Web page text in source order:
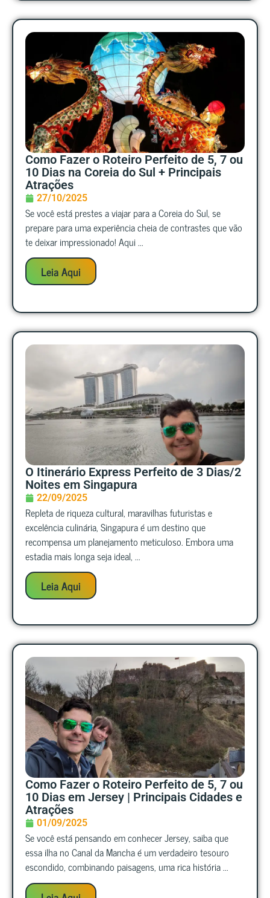
Como Fazer o Roteiro Perfeito de 5, 7 ou
10 Dias na Coreia do Sul + Principais
Atrações
27/10/2025
Se você está prestes a viajar para a Coreia do Sul, se
prepare para uma experiência cheia de contrastes que vão
te deixar impressionado! Aqui ...
Leia Aqui
O Itinerário Express Perfeito de 3 Dias/2
Noites em Singapura
22/09/2025
Repleta de riqueza cultural, maravilhas futuristas e
excelência culinária, Singapura é um destino que
recompensa um planejamento meticuloso. Embora uma
estadia mais longa seja ideal, ...
Leia Aqui
Como Fazer o Roteiro Perfeito de 5, 7 ou
10 Dias em Jersey | Principais Cidades e
Atrações
01/09/2025
Se você está pensando em conhecer Jersey, saiba que
essa ilha no Canal da Mancha é um verdadeiro tesouro
escondido, combinando paisagens, uma rica história ...